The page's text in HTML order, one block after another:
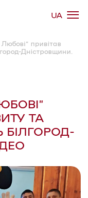
UA
привітав
Дністровщини.
ТА